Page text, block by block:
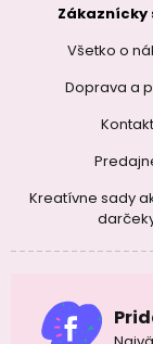
Zákaznícky
Všetko o
Doprava a
Kontakt
Kreatívne sady